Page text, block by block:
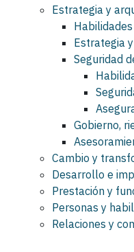
Estrategia y
Estrategia
Seguridad
Gobierno,
Cambio y
Desarrollo e
Prestación y
Personas y
Relaciones y